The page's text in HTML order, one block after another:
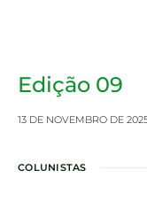
Edição 09
13 DE NOVEMBRO DE
COLUNISTAS